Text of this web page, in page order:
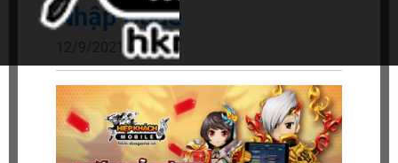
Nhập Code
12/9/2021 3:28 PM